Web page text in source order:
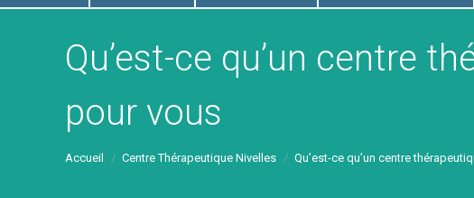
Qu’est-ce qu’un centre
pour vous
Vous êtes ici :
Accueil Centre Thérapeutique Nivelles Qu’est-ce qu’un centre